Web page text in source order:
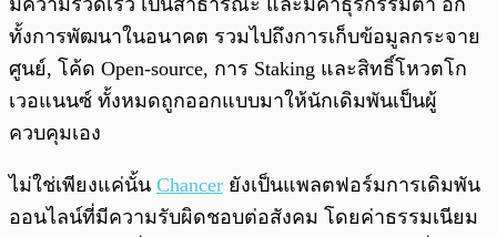
มีความรวดเร็ว เป็นสาธารณะ และมีค่าธุรกรรมต่ำ อีก
ทั้งการพัฒนาในอนาคต รวมไปถึงการเก็บข้อมูลกระจาย
ศูนย์, โค้ด Open-source, การ Staking และสิทธิ์โหวตโก
เวอแนนซ์ ทั้งหมดถูกออกแบบมาให้นักเดิมพันเป็นผู้
ควบคุมเอง
ไม่ใช่เพียงแค่นั้น Chancer ยังเป็นแพลตฟอร์มการเดิมพัน
ออนไลน์ที่มีความรับผิดชอบต่อสังคม โดยค่าธรรมเนียม